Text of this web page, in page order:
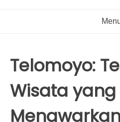
Telomoyo:
Wisata yang